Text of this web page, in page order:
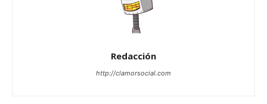
Redacción
http://clamorsocial.com